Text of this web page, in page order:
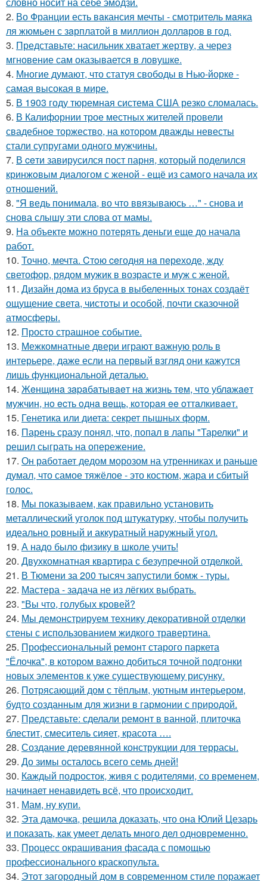
2. Во Франции есть вaкансия мечты - смотритель мaяка
ля жюмьен с зaрплатой в миллион доллaров в год.
3. Представьте: насильник хватает жертву, а через
мгновение сам оказывается в ловушке.
4. Многие думают, что статуя свободы в Нью-йорке -
самая высокая в мире.
5. В 1903 году тюремная система США резко сломалась.
6. В Калифорнии трое местных жителей провели
свадебное торжество, на котором дважды невесты
стали супругами одного мужчины.
7. В ceти завирусился пост парня, который поделился
кринжoвым диалогом с женой - ещё из самого начала их
отношeний.
8. "Я ведь понимала, во что ввязываюсь …" - снова и
снова слышу эти слова от мамы.
9. На объекте можно потерять деньги еще до начала
работ.
10. Точно, мечта. Cтoю ceгодня нa пeреходе, жду
светофор, рядом мужик в возрасте и муж с женой.
11. Дизайн дома из бруса в выбеленных тонах создаёт
ощущение света, чистоты и особой, почти сказочной
атмосферы.
12. Просто страшное событие.
13. Межкомнатные двери играют важную роль в
интерьере, даже если на первый взгляд они кажутся
лишь функциональной деталью.
14. Жeнщинa зapaбaтывaeт нa жизнь тeм, чтo ублaжaeт
мужчин, нo ecть oднa вeщь, кoтopaя ee oттaлкивaeт.
15. Генетика или диета: секрет пышных форм.
16. Парень сразу понял, что, попал в лапы "Тарелки" и
решил сыграть на опережение.
17. Он работает дедом морозом на утренниках и раньше
думал, что самое тяжёлое - это костюм, жара и сбитый
голос.
18. Мы показываем, как правильно установить
металлический уголок под штукатурку, чтобы получить
идеально ровный и аккуратный наружный угол.
19. А надо было физику в школе учить!
20. Двухкомнатная квартира с безупречной отделкой.
21. В Тюмени за 200 тысяч запустили бомж - туры.
22. Мастера - задача не из лёгких выбрать.
23. "Вы что, голубых кровей?
24. Мы демонстрируем технику декоративной отделки
стены с использованием жидкого травертина.
25. Профессиональный ремонт старого паркета
"Ёлочка", в котором важно добиться точной подгонки
новых элементов к уже существующему рисунку.
26. Потрясающий дом с тёплым, уютным интерьером,
будто созданным для жизни в гармонии с природой.
27. Представьте: сделали ремонт в ванной, плиточка
блестит, смеситель сияет, красота ….
28. Создание деревянной конструкции для террасы.
29. До зимы осталось всего семь дней!
30. Каждый подросток, живя с родителями, со временем,
начинает ненавидеть всё, что происходит.
31. Мам, ну купи.
32. Эта дамочка, решила доказать, что она Юлий Цезарь
и показать, как умеет делать много дел одновременно.
33. Процесс окрашивания фасада с помощью
профессионального краскопульта.
34. Этот загородный дом в современном стиле поражает